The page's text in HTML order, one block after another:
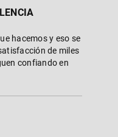
hacemos y eso se
de miles
confiando en